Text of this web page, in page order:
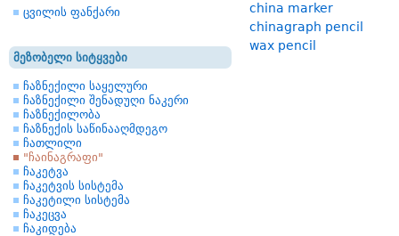
ცვილის ფანქარი
მეზობელი სიტყვები
ჩაზნექილი საყელური
ჩაზნექილი შენადუღი ნაკერი
ჩაზნექილობა
ჩაზნექის საწინააღმდეგო
ჩათლილი
"ჩაინაგრაფი"
ჩაკეტვა
ჩაკეტვის სისტემა
ჩაკეტილი სისტემა
ჩაკეცვა
ჩაკიდება
china marker
chinagraph pencil
wax pencil